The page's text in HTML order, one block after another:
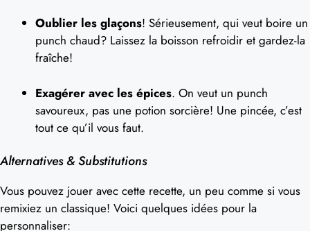
Oublier les glaçons! Sérieusement, qui veut boire un
punch chaud? Laissez la boisson refroidir et gardez-la
fraîche!
Exagérer avec les épices. On veut un punch
savoureux, pas une potion sorcière! Une pincée, c’est
tout ce qu’il vous faut.
Alternatives & Substitutions
Vous pouvez jouer avec cette recette, un peu comme si vous
remixiez un classique! Voici quelques idées pour la
personnaliser: